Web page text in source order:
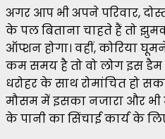
अगर आप भी अपने परिवार,
के पल बिताना चाहते हैं तो
ऑप्शन होगा। वहीं, कोरिया
कम समय है तो वो लोग इस
धरोहर के साथ रोमांचित हो
मौसम में इसका नजारा और भी
के पानी का सिंचाई कार्य के